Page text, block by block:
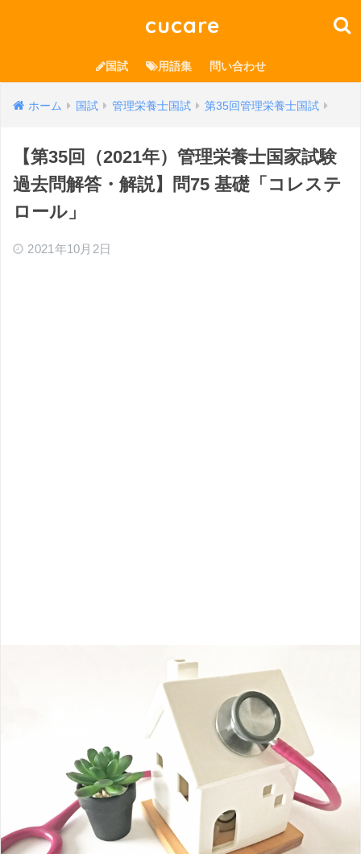
cucare
国試 用語集 問い合わせ
ホーム 国試 管理栄養士国試 第35回管理栄養士国試
【第35回（2021年）管理栄養士国家試験
過去問解答・解説】問75 基礎「コレステ
ロール」
2021年10月2日